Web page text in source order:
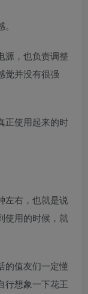
源，也负责调整
觉并没有很强
正使用起来的时
左右，也就是说
使用的时候，就
的值友们一定懂
行想象一下花王